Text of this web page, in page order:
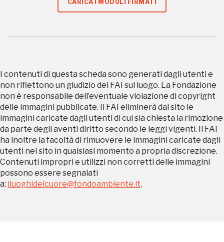
CARICA I MODULI FIRMATI
I contenuti di questa scheda sono generati dagli utenti e
non riflettono un giudizio del FAI sul luogo. La Fondazione
non è responsabile dell’eventuale violazione di copyright
delle immagini pubblicate. Il FAI eliminerà dal sito le
immagini caricate dagli utenti di cui sia chiesta la rimozione
da parte degli aventi diritto secondo le leggi vigenti. Il FAI
ha inoltre la facoltà di rimuovere le immagini caricate dagli
utenti nel sito in qualsiasi momento a propria discrezione.
Contenuti impropri e utilizzi non corretti delle immagini
possono essere segnalati
a: iluoghidelcuore@fondoambiente.it.
Tutto questo non
sarebbe possibile
senza di te
FAI - FONDO PER L'AMBIENTE ITALIANO ETS - Via Carlo Foldi, 2 - 20135